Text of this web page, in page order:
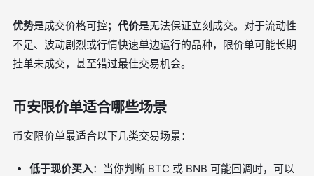
优势是成交价格可控； 代价是无法保证立刻成交。对于流动性
不足、波动剧烈或行情快速单边运行的品种，限价单可能长期
挂单未成交，甚至错过最佳交易机会。
币安限价单适合哪些场景
币安限价单最适合以下几类交易场景：
低于现价买入：当你判断 BTC 或 BNB 可能回调时，可以